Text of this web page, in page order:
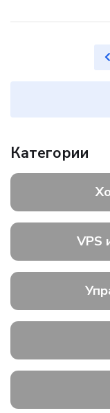
Категории
VPS